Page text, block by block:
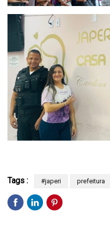
Tags : #japeri prefeitura